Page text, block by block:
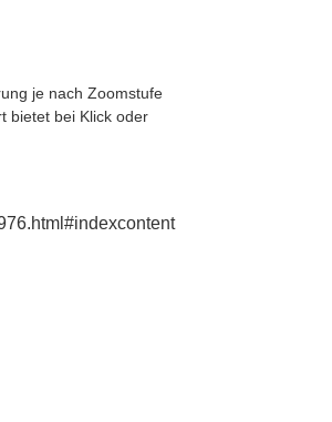
je nach Zoomstufe
bietet bei Klick oder